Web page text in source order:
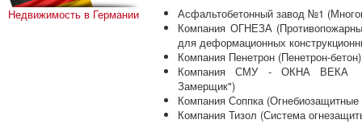
Недвижимость в Германии
Асфальтобетонный завод №1
Компания ОГНЕЗА
для деформационных
Компания Пенетрон (Пенетрон-бетон)
Компания СМУ - ОКНА ВЕКА
Замерщик")
Компания Соппка
Компания Тизол (Система